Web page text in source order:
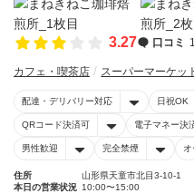
3.27 口コミ
カフェ・喫茶店 スーパーマーケッ
配達・デリバリー対応 日祝OK
QRコード決済可 電子マネー決
男性歓迎 完全禁煙
住所
山形県天童市北目3-10-1
本日の営業状況 10:00〜15:00